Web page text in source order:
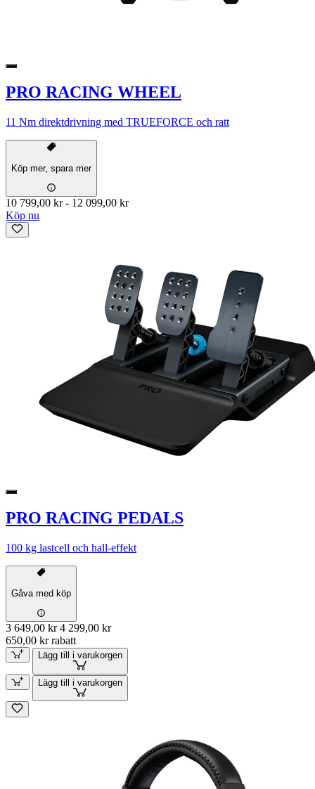
PRO RACING WHEEL
11 Nm direktdrivning med TRUEFORCE och ratt
Köp mer, spara mer
10 799,00 kr- 12 099,00 kr
Köp nu
PRO RACING PEDALS
100 kg lastcell och hall-effekt
Gåva med köp
3 649,00 kr 4 299,00 kr
650,00 kr rabatt
Lägg till i varukorgen
Lägg till i varukorgen